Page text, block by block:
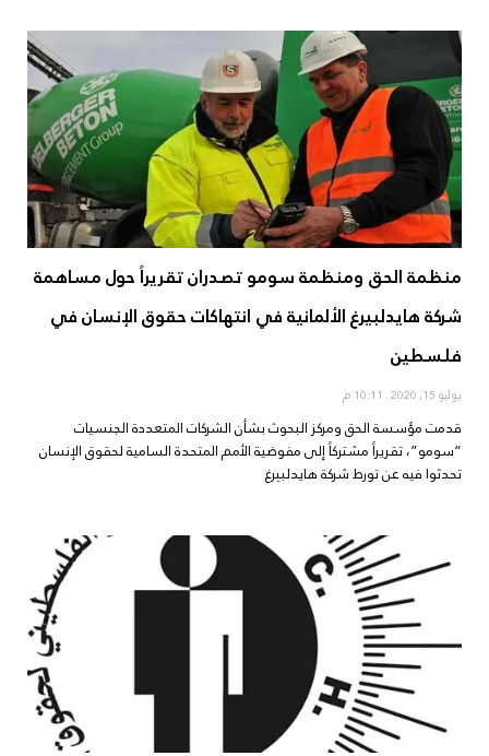
منظمة الحق ومنظمة سومو تصدران تقريراً حول مساهمة
شركة هايدلبيرغ الألمانية في انتهاكات حقوق الإنسان في
فلسطين
يوليو 15, 2020
قدمت مؤسسة الحق ومركز البحوث بشأن الشركات المتعددة الجنسيات
“سومو”، تقريراً مشتركاً إلى مفوضية الأمم المتحدة السامية لحقوق الإنسان
تحدثوا فيه عن تورط شركة هايدلبيرغ